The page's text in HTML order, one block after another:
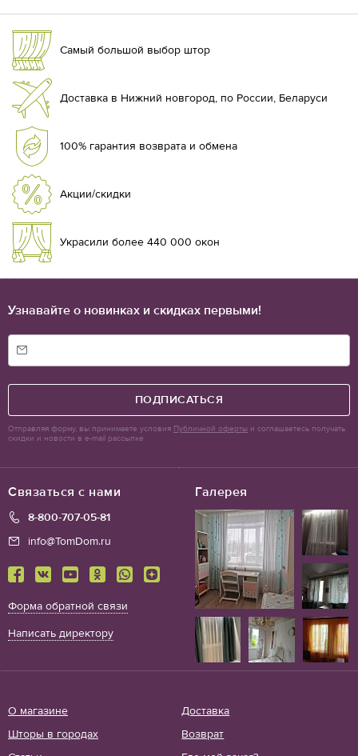
Самый большой выбор штор
Доставка в Нижний новгород, по России, Беларуси
100% гарантия возврата и обмена
Акции/скидки
Украсили более 440 000 окон
Галерея
Связаться с нами
8-800-707-05-81
info@TomDom.ru
Форма обратной связи
Написать директору
О магазине
Доставка
Шторы в городах
Возврат
Узнавайте о новинках и скидках первыми!
ПОДПИСАТЬСЯ
Отправляя форму, вы принимаете условия Публичной оферты и соглашаетесь получать
скидки и новости в e-mail рассылке